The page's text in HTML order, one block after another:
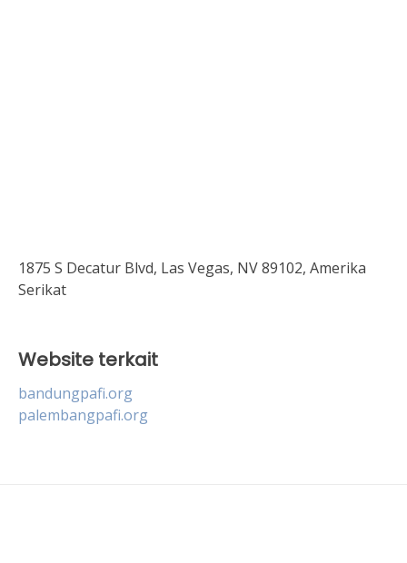
1875 S Decatur Blvd, Las Vegas, NV 89102, Amerika
Serikat
Website terkait
bandungpafi.org
palembangpafi.org